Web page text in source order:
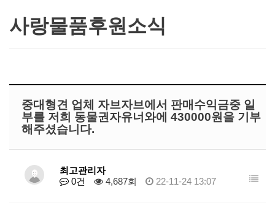
사랑물품후원소식
중대형견 업체 자브자브에서 판매수익금중 일
부를 저희 동물권자유너와에 430000원을 기부
해주셨습니다.
최고관리자
0건
4,687회 22-11-24 13:07